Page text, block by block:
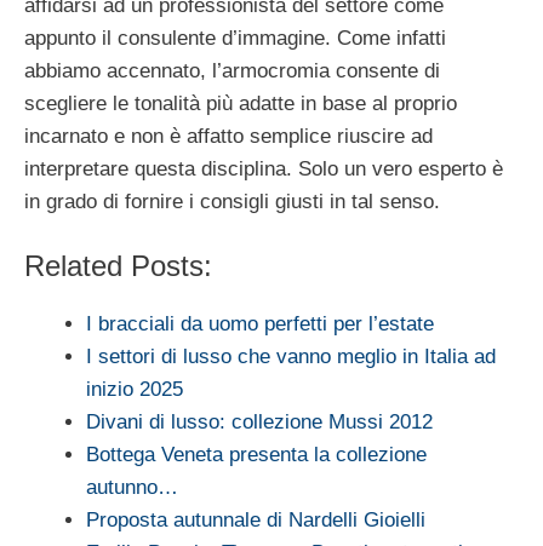
affidarsi ad un professionista del settore come
appunto il consulente d’immagine. Come infatti
abbiamo accennato, l’armocromia consente di
scegliere le tonalità più adatte in base al proprio
incarnato e non è affatto semplice riuscire ad
interpretare questa disciplina. Solo un vero esperto è
in grado di fornire i consigli giusti in tal senso.
Related Posts:
I bracciali da uomo perfetti per l’estate
I settori di lusso che vanno meglio in Italia ad
inizio 2025
Divani di lusso: collezione Mussi 2012
Bottega Veneta presenta la collezione
autunno…
Proposta autunnale di Nardelli Gioielli